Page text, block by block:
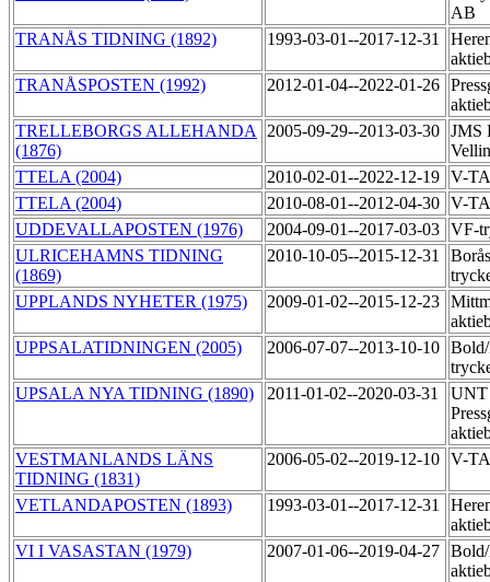
AB
TRANÅS TIDNING (1892)
1993-03-01--2017-12-31
TRANÅSPOSTEN (1992)
2012-01-04--2022-01-26
TRELLEBORGS ALLEHANDA
(1876)
2005-09-29--2013-03-30 JMS
TTELA (2004)
2010-02-01--2022-12-19 V-
TTELA (2004)
2010-08-01--2012-04-30 V-
UDDEVALLAPOSTEN (1976)
2004-09-01--2017-03-03 VF-
ULRICEHAMNS TIDNING
(1869)
2010-10-05--2015-12-31
UPPLANDS NYHETER (1975)
2009-01-02--2015-12-23
UPPSALATIDNINGEN (2005)
2006-07-07--2013-10-10
UPSALA NYA TIDNING (1890)
2011-01-02--2020-03-31
UNT
VESTMANLANDS LÄNS
TIDNING (1831)
2006-05-02--2019-12-10 V-
VETLANDAPOSTEN (1893) 1993-03-01--2017-12-31
VI I VASASTAN (1979)
2007-01-06--2019-04-27